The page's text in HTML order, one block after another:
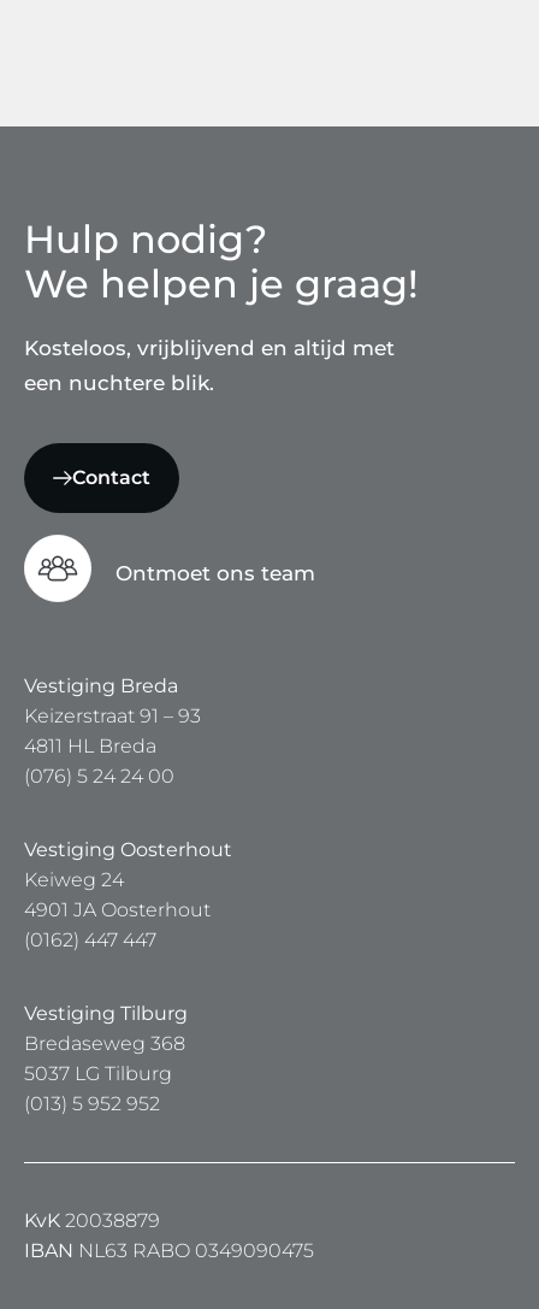
Hulp nodig?
We helpen je graag!
Kosteloos, vrijblijvend en altijd met
een nuchtere blik.
Contact
Ontmoet ons team
Vestiging Breda
Keizerstraat 91 – 93
4811 HL Breda
(076) 5 24 24 00
Vestiging Oosterhout
Keiweg 24
4901 JA Oosterhout
(0162) 447 447
Vestiging Tilburg
Bredaseweg 368
5037 LG Tilburg
(013) 5 952 952
KvK 20038879
IBAN NL63 RABO 0349090475